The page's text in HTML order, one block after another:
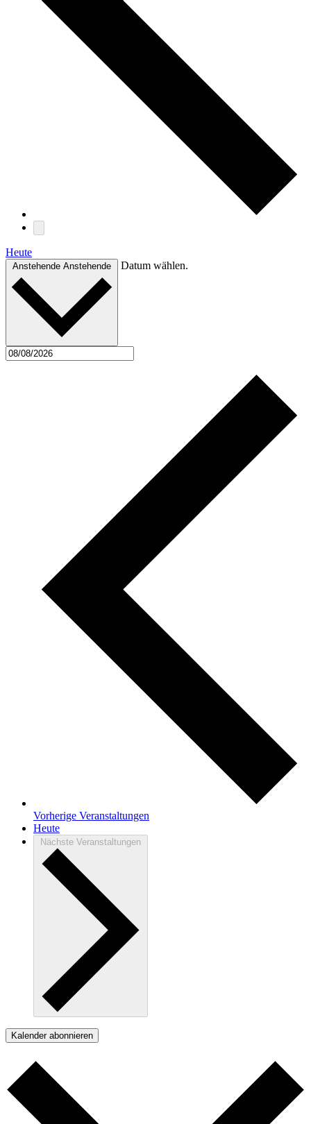
Heute
Anstehende Anstehende Datum wählen.
Vorherige Veranstaltungen
Heute
Nächste Veranstaltungen
Kalender abonnieren